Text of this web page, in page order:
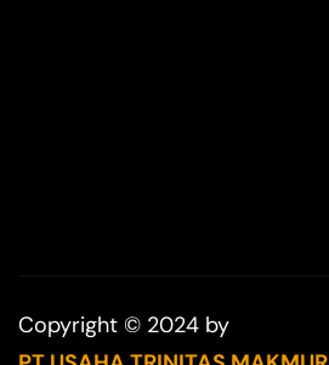
Copyright © 2024 by